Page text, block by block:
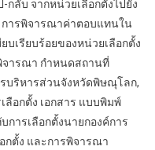
ลับ จากหน่วยเลือกตั้งไปยัง
การพิจารณาค่าตอบแทนใน
บเรียบร้อยของหน่วยเลือกตั้ง
จารณา กำหนดสถานที่
บริหารส่วนจังหวัดพิษณุโลก,
อกตั้ง เอกสาร แบบพิมพ์
ารเลือกตั้งนายกองค์การ
กตั้ง และการพิจารณา